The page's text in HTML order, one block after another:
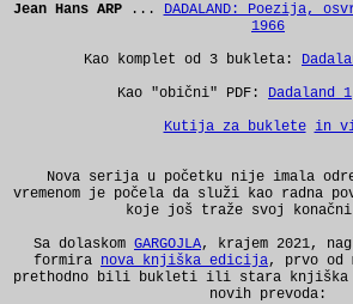
Jean Hans ARP...
DADALAND: Poezija,
1966
Kao komplet od 3 bukleta:
Kao "obični" PDF: Dadaland 1
Kutija za buklete in
Nova serija u početku nije imala
vremenom je počela da služi kao radna
koje još traže svoj
Sa dolaskom GARGOJLA, krajem 2021,
formira nova knjiška edicija, prvo od
prethodno bili bukleti ili stara knjiška
novih prevoda: